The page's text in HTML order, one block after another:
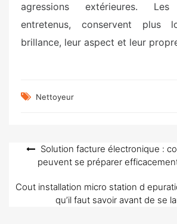
agressions extérieures.
entretenus, conservent plus
brillance, leur aspect et leur
Nettoyeur
Navigation
l’article
Solution facture électronique :
peuvent se préparer
Cout installation micro station d
qu’il faut savoir avant de se